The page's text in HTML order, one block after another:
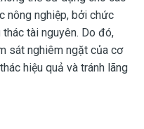
nông nghiệp, bởi chức
tài nguyên. Do đó,
sát nghiêm ngặt của cơ
hiệu quả và tránh lãng